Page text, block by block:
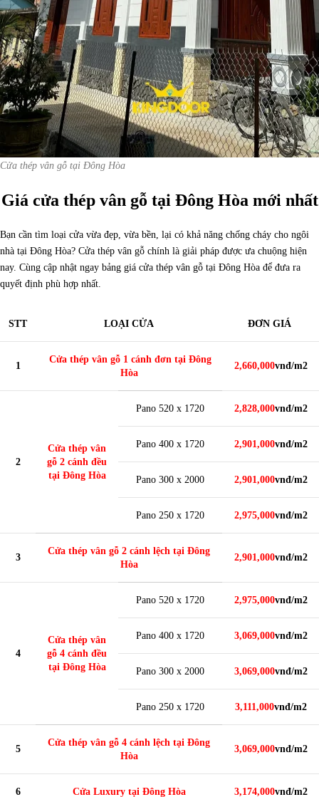
Cửa thép vân gỗ tại Đông Hòa
Giá cửa thép vân gỗ tại Đông Hòa mới nhất
Bạn cần tìm loại cửa vừa đẹp, vừa bền, lại có khả năng chống cháy cho ngôi
nhà tại Đông Hòa? Cửa thép vân gỗ chính là giải pháp được ưa chuộng hiện
nay. Cùng cập nhật ngay bảng giá cửa thép vân gỗ tại Đông Hòa để đưa ra
quyết định phù hợp nhất.
STT LOẠI CỬA ĐƠN GIÁ
1
Cửa thép vân gỗ 1 cánh đơn tại Đông
Hòa
2,660,000vnđ/m2
2
Cửa thép vân
gỗ 2 cánh đều
tại Đông Hòa
Pano 520 x 1720 2,828,000vnđ/m2
Pano 400 x 1720 2,901,000vnđ/m2
Pano 300 x 2000 2,901,000vnđ/m2
Pano 250 x 1720 2,975,000vnđ/m2
3
Cửa thép vân gỗ 2 cánh lệch tại Đông
Hòa
2,901,000vnđ/m2
4
Cửa thép vân
gỗ 4 cánh đều
tại Đông Hòa
Pano 520 x 1720 2,975,000vnđ/m2
Pano 400 x 1720 3,069,000vnđ/m2
Pano 300 x 2000 3,069,000vnđ/m2
Pano 250 x 1720 3,111,000vnđ/m2
5
Cửa thép vân gỗ 4 cánh lệch tại Đông
Hòa
3,069,000vnđ/m2
6 Cửa Luxury tại Đông Hòa 3,174,000vnđ/m2